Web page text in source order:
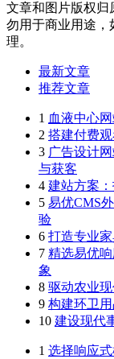
文章和图片版权归
勿用于商业用途，
理。
最新文章
推荐文章
1 血液中心
2 搭建付费
3 广告设计
与获客
4 建站方案
5 易优CMS
验
6 打造专业
7 精选易优
象
8 驱动农业
9 构建环卫
10 建设现代
1 选择响应